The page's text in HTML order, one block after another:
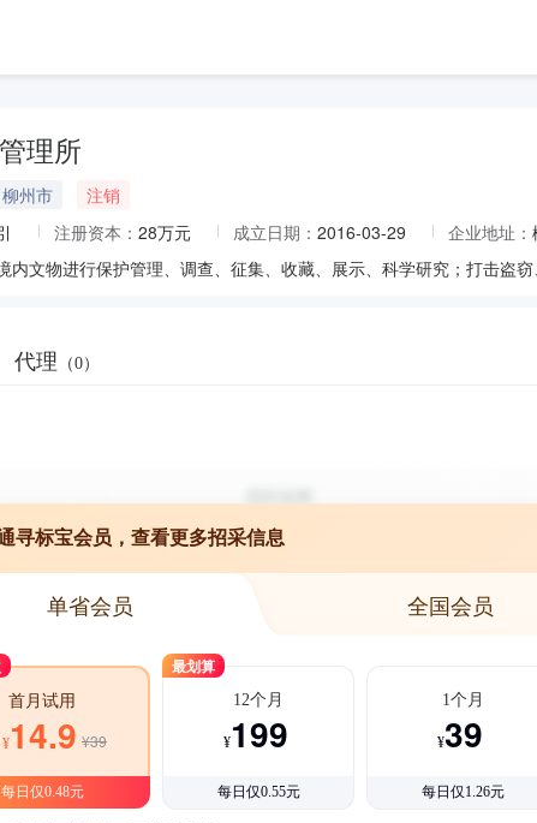
理所
州市
注销
注册资本： 28万元 成立日期： 2016-03-29 企业地址：
内文物进行保护管理、调查、征集、收藏、展示、科学研究；打击盗窃
代理 （0）
寻标宝会员，查看更多招采信息
单省会员 全国会员
首月试用
¥14.9 ¥39
每日仅0.48元
最划算
12个月
¥199
每日仅0.55元
1个月
¥39
每日仅1.26元